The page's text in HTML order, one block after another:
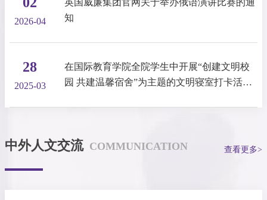
2026-04
英国威廉集团官网关于举办俄语演讲比赛的通
知
28
2025-03
在国际教育学院全院学生中开展“创建文明校
园 共建温馨宿舍”为主题的文明寝室打卡活动
中外人文交流 COMMUNICATION 查看更多>